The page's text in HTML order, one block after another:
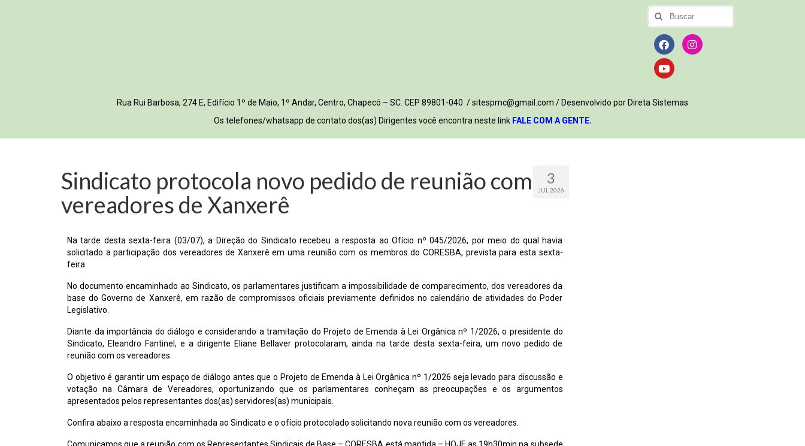
Rua Rui Barbosa, 274 E, Edifício 1º de Maio, 1º Andar, Centro, Chapecó – SC. CEP 89801-040 / sitespmc@gmail.com / Desenvolvido por Direta Sistemas
Os telefones/whatsapp de contato dos(as) Dirigentes você encontra neste link FALE COM A GENTE.
3
JUL 2026
Sindicato protocola novo pedido de reunião com
vereadores de Xanxerê
Na tarde desta sexta-feira (03/07), a Direção do Sindicato recebeu a resposta ao Ofício nº 045/2026, por meio do qual havia
solicitado a participação dos vereadores de Xanxerê em uma reunião com os membros do CORESBA, prevista para esta sexta-
feira.
No documento encaminhado ao Sindicato, os parlamentares justificam a impossibilidade de comparecimento, dos vereadores da
base do Governo de Xanxerê, em razão de compromissos oficiais previamente definidos no calendário de atividades do Poder
Legislativo.
Diante da importância do diálogo e considerando a tramitação do Projeto de Emenda à Lei Orgânica nº 1/2026, o presidente do
Sindicato, Eleandro Fantinel, e a dirigente Eliane Bellaver protocolaram, ainda na tarde desta sexta-feira, um novo pedido de
reunião com os vereadores.
O objetivo é garantir um espaço de diálogo antes que o Projeto de Emenda à Lei Orgânica nº 1/2026 seja levado para discussão e
votação na Câmara de Vereadores, oportunizando que os parlamentares conheçam as preocupações e os argumentos
apresentados pelos representantes dos(as) servidores(as) municipais.
Confira abaixo a resposta encaminhada ao Sindicato e o ofício protocolado solicitando nova reunião com os vereadores.